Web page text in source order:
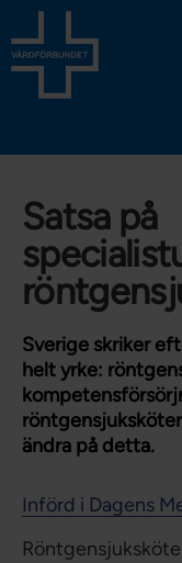
Satsa på
Sverige skriker
helt yrke:
ändra på detta.
Införd i Dagens